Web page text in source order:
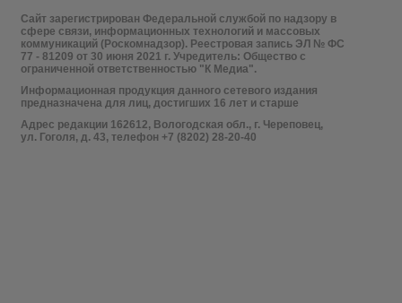
Сайт зарегистрирован Федеральной службой по надзору в
сфере связи, информационных технологий и массовых
коммуникаций (Роскомнадзор). Реестровая запись ЭЛ № ФС
77 - 81209 от 30 июня 2021 г. Учредитель: Общество с
ограниченной ответственностью "К Медиа".
Информационная продукция данного сетевого издания
предназначена для лиц, достигших 16 лет и старше
Адрес редакции 162612, Вологодская обл., г. Череповец,
ул. Гоголя, д. 43, телефон +7 (8202) 28-20-40